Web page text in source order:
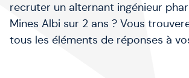
recruter un alternant ingénieur
Mines Albi sur 2 ans ? Vous
tous les éléments de réponses à